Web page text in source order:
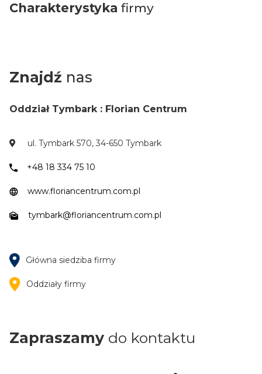
Charakterystyka firmy
Znajdź nas
Oddział Tymbark : Florian Centrum
ul. Tymbark 570, 34-650 Tymbark
+48 18 334 75 10
www.floriancentrum.com.pl
tymbark@floriancentrum.com.pl
Główna siedziba firmy
Oddziały firmy
Zapraszamy do kontaktu